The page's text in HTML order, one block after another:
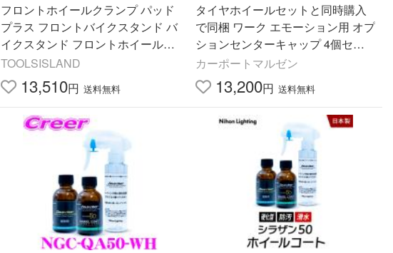
フロントホイールクランプ パッド
プラス フロントバイクスタンド バ
イクスタンド フロントホイールス
タンド タイヤ固定用 黒 アシスト機
能付き 前輪 耐荷重680kg
TOOLSISLAND
13,510円 送料無料
タイヤホイールセットと同時購入
で同梱 ワーク エモーション用 オプ
ションセンターキャップ 4個セッ
ト
カーポートマルゼン
13,200円 送料無料